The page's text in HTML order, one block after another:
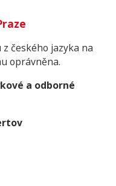
českého jazyka na
oprávněna.
a odborné